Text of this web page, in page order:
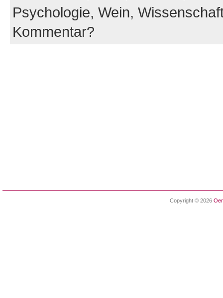
Psychologie, Wein,
Kommentar?
Copyright © 2026